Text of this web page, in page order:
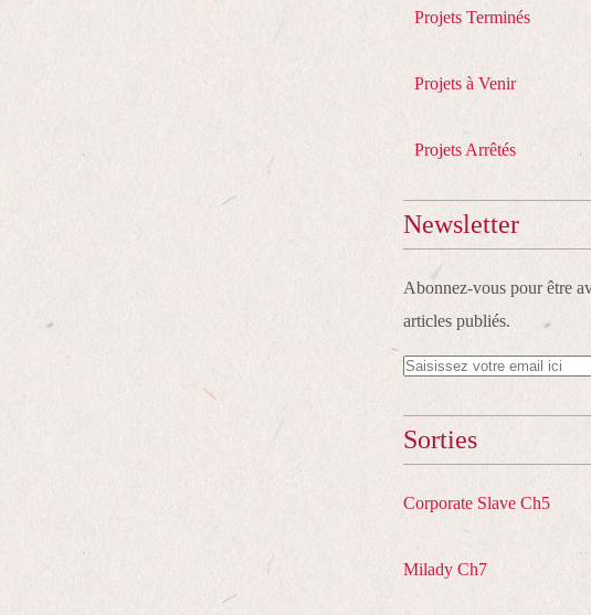
Projets Terminés
Projets à Venir
Projets Arrêtés
Newsletter
Abonnez-vous pour être
articles publiés.
Sorties
Corporate Slave Ch5
Milady Ch7